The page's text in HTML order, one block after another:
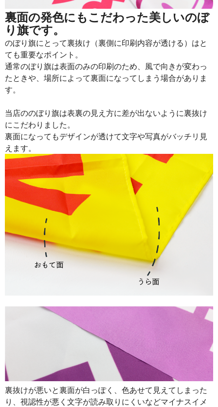
裏面の発色にもこだわった美しいのぼ
り旗です。
のぼり旗にとって裏抜け（裏側に印刷内容が透ける）はと
ても重要なポイント。
通常のぼり旗は表面のみの印刷のため、風で向きが変わっ
たときや、場所によって裏面になってしまう場合がありま
す。
当店ののぼり旗は表裏の見え方に差が出ないように裏抜け
にこだわりました。
裏面になってもデザインが透けて文字や写真がバッチリ見
えます。
裏抜けが悪いと裏面が白っぽく、色あせて見えてしまった
り、視認性が悪く文字が読み取りにくいなどマイナスイメ